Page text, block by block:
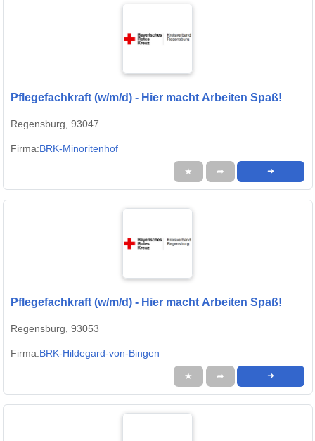
Pflegefachkraft (w/m/d) - Hier macht Arbeiten Spaß!
Regensburg, 93047
Firma:BRK-Minoritenhof
★ ➦ ➜
Pflegefachkraft (w/m/d) - Hier macht Arbeiten Spaß!
Regensburg, 93053
Firma:BRK-Hildegard-von-Bingen
★ ➦ ➜